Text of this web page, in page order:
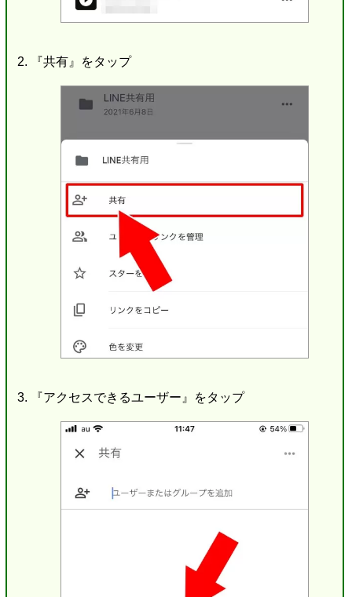
『共有』をタップ
『アクセスできるユーザー』をタップ